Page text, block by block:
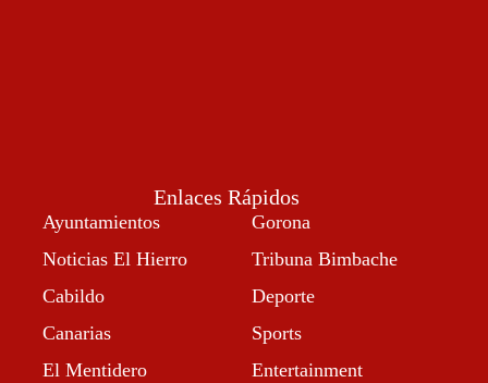
Enlaces Rápidos
Ayuntamientos
Noticias El Hierro
Cabildo
Canarias
El Mentidero
Gorona
Tribuna Bimbache
Deporte
Sports
Entertainment